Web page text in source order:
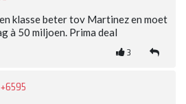
klasse beter tov Martinez en moet
à 50 miljoen. Prima deal
3
+6595